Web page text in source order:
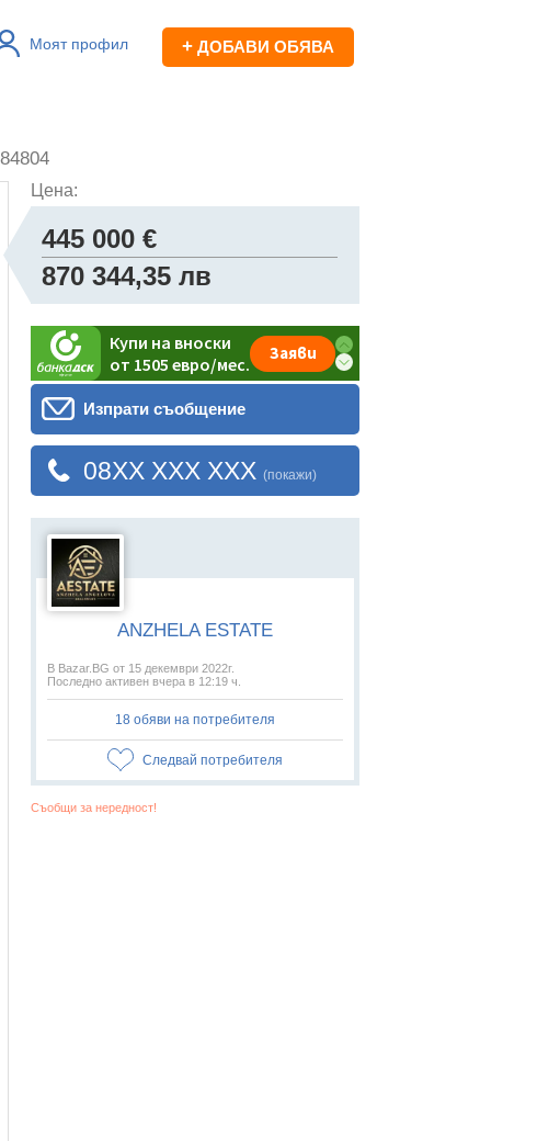
Моят профил + ДОБАВИ ОБЯВА
Цена:
445 000 €
870 344,35 лв
Изпрати съобщение
08XX XXX XXX (покажи)
ANZHELA ESTATE
В Bazar.BG от 15 декември 2022г.
Последно активен вчера в 12:19 ч.
18 обяви на потребителя
Следвай потребителя
Съобщи за нередност!